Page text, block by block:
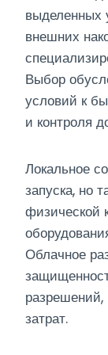
выделенных
внешних
Выбор
условий к
и контроля
Локальное
запуска, но
физической
Облачное
разрешений,
затрат.